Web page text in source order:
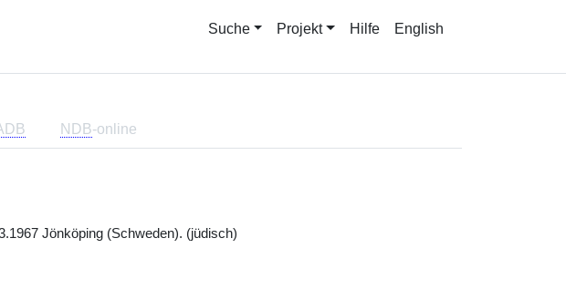
Suche Projekt Hilfe English
NDB-online
Jönköping (Schweden). (jüdisch)